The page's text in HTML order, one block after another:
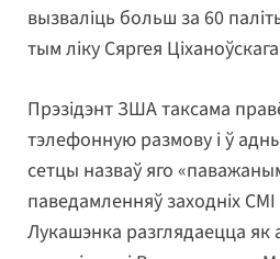
вызваліць больш за 60
тым ліку Сяргея
Прэзідэнт ЗША таксама
тэлефонную размову і ў
сетцы назваў яго
паведамленняў заходніх
Лукашэнка разглядаецца як